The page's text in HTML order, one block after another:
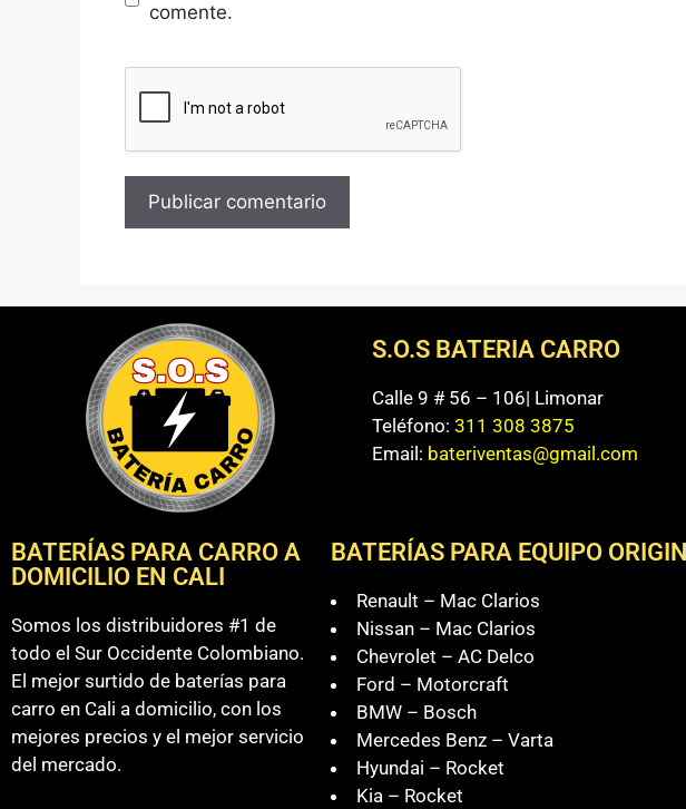
comente.
S.O.S BATERIA CARRO
Calle 9 # 56 – 106| Limonar
Teléfono:311 308 3875
Email: bateriventas@gmail.com
BATERÍAS PARA CARRO A
DOMICILIO EN CALI
Somos los distribuidores #1 de
todo el Sur Occidente Colombiano.
El mejor surtido de baterías para
carro en Cali a domicilio, con los
mejores precios y el mejor servicio
del mercado.
BATERÍAS PARA EQUIPO
Renault – Mac Clarios
Nissan – Mac Clarios
Chevrolet – AC Delco
Ford – Motorcraft
BMW – Bosch
Mercedes Benz – Varta
Hyundai – Rocket
Kia – Rocket